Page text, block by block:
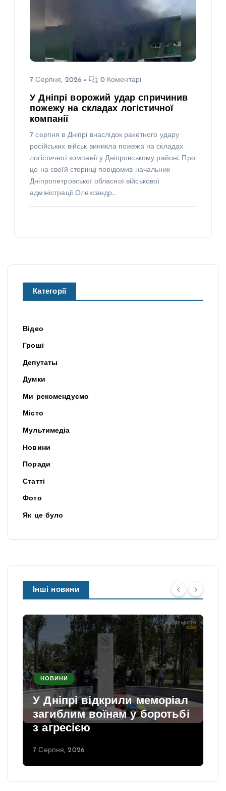
7 Серпня, 2026 0 Коментарі
У Дніпрі ворожий удар спричинив
пожежу на складах логістичної
компанії
7 серпня в Дніпрі внаслідок ракетного удару
російських військ виникла пожежа на складах
логістичної компанії у Дніпровському районі. Про
це на своїй сторінці повідомив начальник
Дніпропетровської обласної військової
адміністрації Олександр…
Категорії
Відео
Гроші
Депутаты
Думки
Ми рекомендуємо
Місто
Мультимедіа
Новини
Поради
Статті
Фото
Як це було
Інші новини
НОВИНИ
У Дніпрі відкрили меморіал
загиблим воїнам у боротьбі
з агресією
7 Серпня, 2026